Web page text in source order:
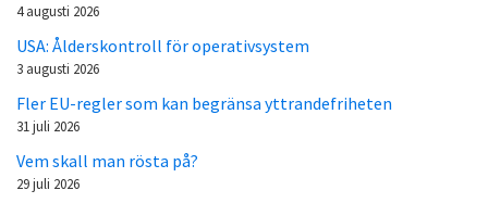
4 augusti 2026
USA: Ålderskontroll för operativsystem
3 augusti 2026
Fler EU-regler som kan begränsa yttrandefriheten
31 juli 2026
Vem skall man rösta på?
29 juli 2026